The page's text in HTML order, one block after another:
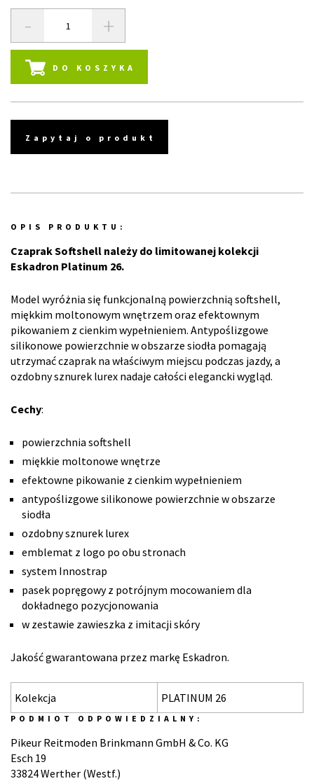
- +
DO KOSZYKA
Zapytaj o produkt
OPIS PRODUKTU:
Czaprak Softshell należy do limitowanej kolekcji
Eskadron Platinum 26.
Model wyróżnia się funkcjonalną powierzchnią softshell,
miękkim moltonowym wnętrzem oraz efektownym
pikowaniem z cienkim wypełnieniem. Antypoślizgowe
silikonowe powierzchnie w obszarze siodła pomagają
utrzymać czaprak na właściwym miejscu podczas jazdy, a
ozdobny sznurek lurex nadaje całości elegancki wygląd.
Cechy:
powierzchnia softshell
miękkie moltonowe wnętrze
efektowne pikowanie z cienkim wypełnieniem
antypoślizgowe silikonowe powierzchnie w obszarze
siodła
ozdobny sznurek lurex
emblemat z logo po obu stronach
system Innostrap
pasek popręgowy z potrójnym mocowaniem dla
dokładnego pozycjonowania
w zestawie zawieszka z imitacji skóry
Jakość gwarantowana przez markę Eskadron.
Kolekcja PLATINUM 26
PODMIOT ODPOWIEDZIALNY:
Pikeur Reitmoden Brinkmann GmbH & Co. KG
Esch 19
33824 Werther (Westf.)